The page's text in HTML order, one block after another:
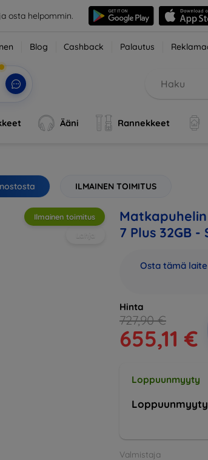
osta helpommin.
Blog Cashback Palautus
Ääni Rannekkeet
ILMAINEN TOIMITUS
Ilmainen toimitus
7 Plus 32GB -
Osta tämä
Hinta
727,90 €
655,11 €
Loppuunmyyty
Loppuunmyyty
Valmistaja